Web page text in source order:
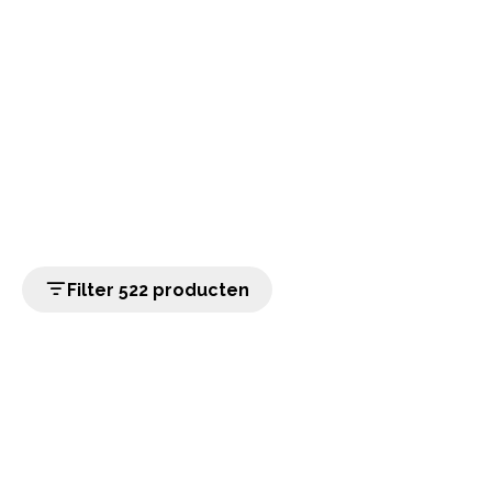
Filter 522 producten